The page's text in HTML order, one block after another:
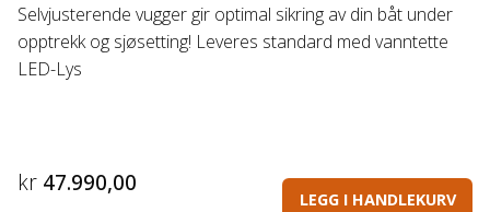
Selvjusterende vugger gir optimal sikring av din båt under
opptrekk og sjøsetting! Leveres standard med vanntette
LED-Lys
kr 47.990,00
LEGG I HANDLEKURV